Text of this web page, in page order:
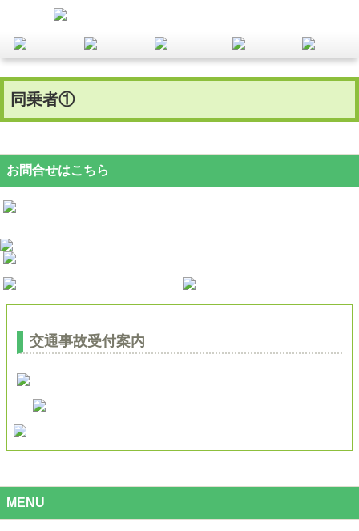
同乗者①
お問合せはこちら
交通事故受付案内
MENU